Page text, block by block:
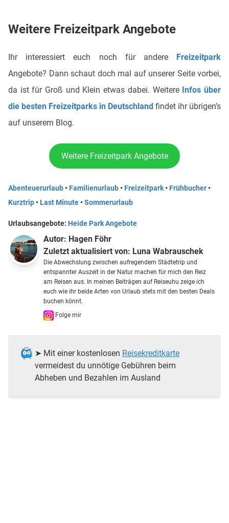
Weitere Freizeitpark Angebote
Ihr interessiert euch noch für andere Freizeitpark
Angebote? Dann schaut doch mal auf unserer Seite vorbei,
da ist für Groß und Klein etwas dabei. Weitere Infos über
die besten Freizeitparks in Deutschland findet ihr übrigen’s
auf unserem Blog.
Weitere Freizeitpark Angebote
Abenteuerurlaub • Familienurlaub • Freizeitpark• Frühbucher •
Kurztrip • Last Minute •Sommerurlaub
Urlaubsangebote: Heide Park Angebote
Autor: Hagen Föhr
Zuletzt aktualisiert von: Luna Wabrauschek
Die Abwechslung zwischen aufregendem Städtetrip und
entspannter Auszeit in der Natur machen für mich den Reiz
am Reisen aus. In meinen Beiträgen auf Reiseuhu zeige ich
euch wie ihr beide Arten von Urlaub stets mit den besten Deals
buchen könnt.
Folge mir
➤ Mit einer kostenlosen Reisekreditkarte
vermeidest du unnötige Gebühren beim
Abheben und Bezahlen im Ausland